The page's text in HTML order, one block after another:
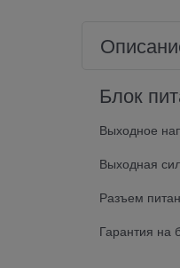
Блок
Выходное
Выходная
Разъем
Гарантия на